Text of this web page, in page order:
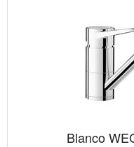
Blanco